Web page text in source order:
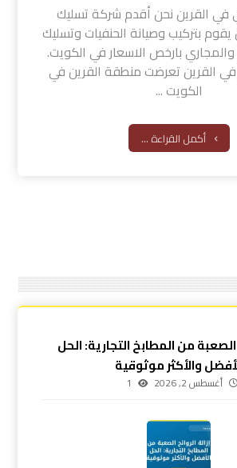
في القرين نحن أقدم شركة تسليك
يقوم بتركيب وصيانة الحنفيات وتسليك
بارخص الاسعار في الكويت.
القرين تعرضت منطقة القرين في
الكويت ...
أكمل القراءة ...
الصعبة من المطابخ التجارية: الحل
والأكثر موثوقية
أغسطس 2, 2026 1